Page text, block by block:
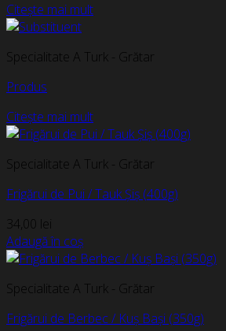
Citește mai mult
Specialitate A Turk - Grătar
Produs
Citește mai mult
Specialitate A Turk - Grătar
Frigărui de Pui / Tauk Șiș (400g)
34,00 lei
Adaugă în coș
Specialitate A Turk - Grătar
Frigărui de Berbec / Kuș Bași (350g)